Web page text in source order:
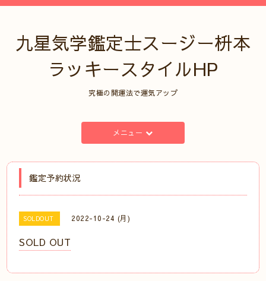
九星気学鑑定士スージー枡本
ラッキースタイルHP
究極の開運法で運気アップ
メニュー
鑑定予約状況
SOLDOUT 2022-10-24 (月)
SOLD OUT